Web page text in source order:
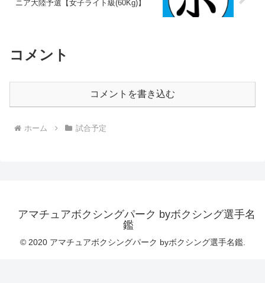
ニア大陸予選【女子ライト級(60Kg)】
コメント
コメントを書き込む
ホーム 試合予定
アマチュアボクシングパーク byボクシング選手名
鑑
© 2020 アマチュアボクシングパーク byボクシング選手名鑑.